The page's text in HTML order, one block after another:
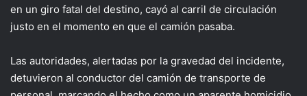
en un giro fatal del destino, cayó al carril de circulación
justo en el momento en que el camión pasaba.
Las autoridades, alertadas por la gravedad del incidente,
detuvieron al conductor del camión de transporte de